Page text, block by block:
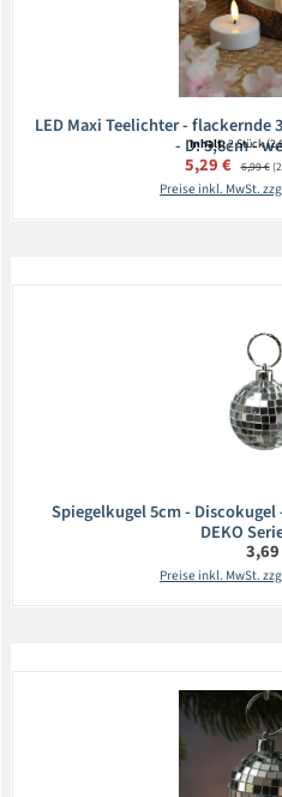
LED Maxi Teelichter - flackernde
- D: 5,8cm -
Inhalt:2 Stück
5,29 € 6,99 €
Preise inkl. MwSt.
Spiegelkugel 5cm - Discokugel
DEKO
Preise inkl. MwSt.